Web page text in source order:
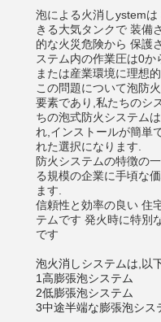
泡による火消しystemは
きる大気タンクで 装備
的な火災危険から 保護
ステム内の作業圧は0
または産業環境に理想的
この問題について泡防
要素であり,私たちのシ
ちの泡式防火システム
れ,インストールが簡単
れた選択になります.
防火システムの特徴の
る規模の企業に手頃な
ます.
信頼性と効率の良い 住
テムです 発火時に特別
です
泡火消しシステムは,以
1高膨張泡システム
2低膨張泡システム
3中途半端な膨張泡シス